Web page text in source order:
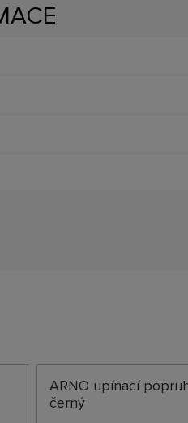
ARNO upínací
černý